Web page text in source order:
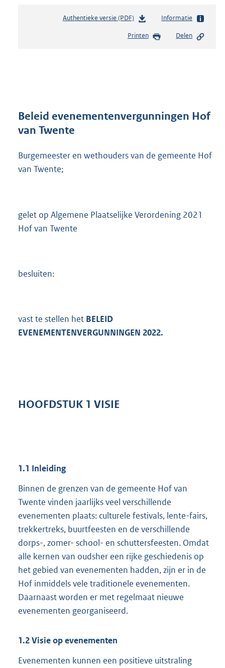
Authentieke versie (PDF)b
s
r
o
t
K
Informatie
Printen Delen
Beleid evenementenvergunningen Hof
van Twente
Burgemeester en wethouders van de gemeente Hof
van Twente;
gelet op Algemene Plaatselijke Verordening 2021
Hof van Twente
besluiten:
vast te stellen het BELEID
EVENEMENTENVERGUNNINGEN 2022.
HOOFDSTUK 1 VISIE
1.1 Inleiding
Binnen de grenzen van de gemeente Hof van
Twente vinden jaarlijks veel verschillende
evenementen plaats: culturele festivals, lente-fairs,
trekkertreks, buurtfeesten en de verschillende
dorps-, zomer- school- en schuttersfeesten. Omdat
alle kernen van oudsher een rijke geschiedenis op
het gebied van evenementen hadden, zijn er in de
Hof inmiddels vele traditionele evenementen.
Daarnaast worden er met regelmaat nieuwe
evenementen georganiseerd.
1.2 Visie op evenementen
Evenementen kunnen een positieve uitstraling